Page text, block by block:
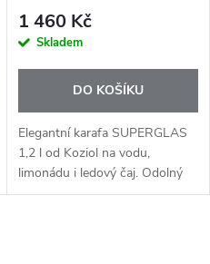
1 460 Kč
Skladem
DO KOŠÍKU
Elegantní karafa SUPERGLAS
1,2 l od Koziol na vodu,
limonádu i ledový čaj. Odolný
materiál, praktické víčko a